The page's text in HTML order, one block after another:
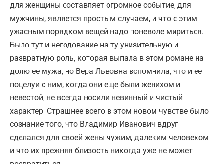
для женщины составляет огромное событие, для
мужчины, является простым случаем, и что с этим
ужасным порядком вещей надо поневоле мириться.
Было тут и негодование на ту унизительную и
развратную роль, которая выпала в этом романе на
долю ее мужа, но Вера Львовна вспомнила, что и ее
поцелуи с ним, когда они еще были женихом и
невестой, не всегда носили невинный и чистый
характер. Страшнее всего в этом новом чувстве было
сознание того, что Владимир Иванович вдруг
сделался для своей жены чужим, далеким человеком
и что их прежняя близость никогда уже не может